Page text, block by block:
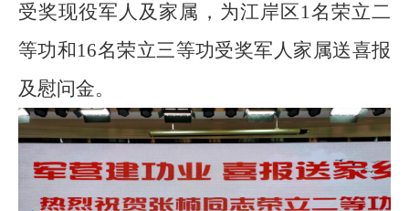
受奖现役军人及家属，为江岸区1名荣立二
等功和16名荣立三等功受奖军人家属送喜报
及慰问金。